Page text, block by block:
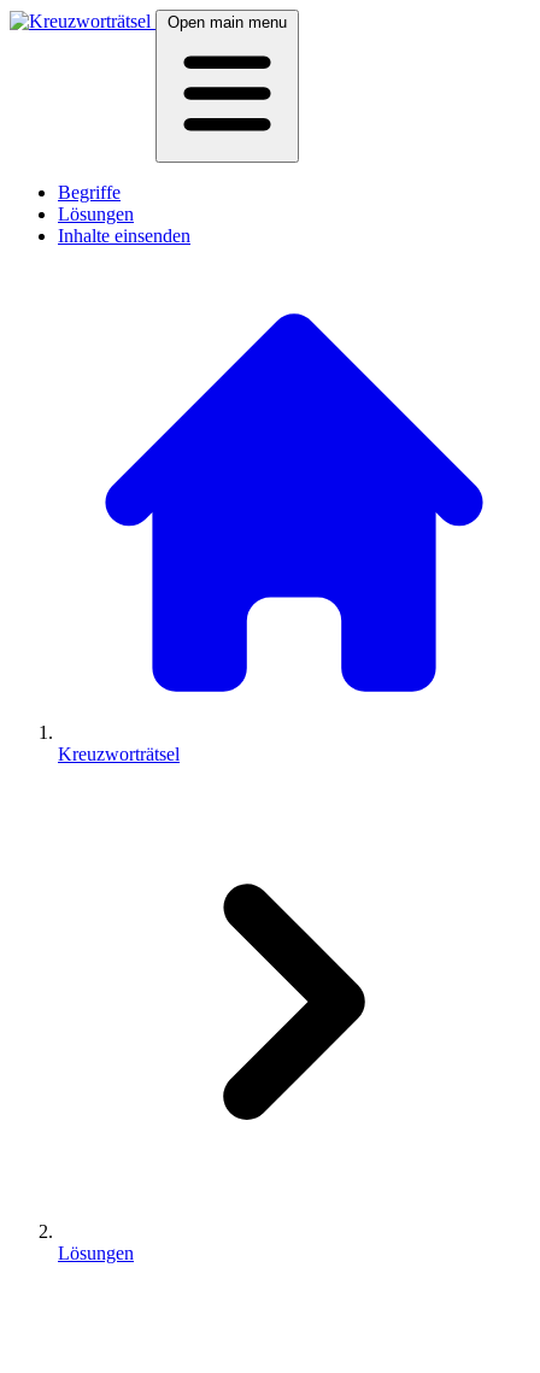
Open main menu
Begriffe
Lösungen
Inhalte einsenden
Kreuzworträtsel
Lösungen